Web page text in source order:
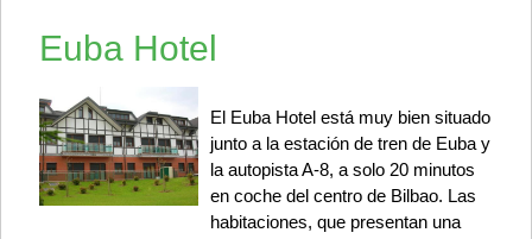
Euba Hotel
El Euba Hotel está muy bien situado
junto a la estación de tren de Euba y
la autopista A-8, a solo 20 minutos
en coche del centro de Bilbao. Las
habitaciones, que presentan una